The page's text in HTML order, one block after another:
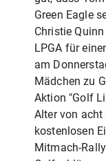
Green Eagle
Christie
LPGA für
am
Mädchen zu
Aktion "Golf
Alter von
kostenlosen
Mitmach-